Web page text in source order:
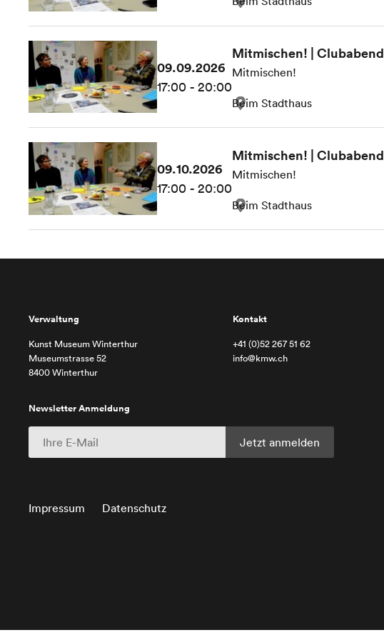
09.09.2026
17:00 - 20:00
Mitmischen! | Clubabend
Mitmischen!
Beim Stadthaus
09.10.2026
17:00 - 20:00
Mitmischen! | Clubabend
Mitmischen!
Beim Stadthaus
Verwaltung
Kunst Museum Winterthur
Museumstrasse 52
8400 Winterthur
Kontakt
+41 (0)52 267 51 62
info@kmw.ch
Newsletter Anmeldung
Impressum Datenschutz